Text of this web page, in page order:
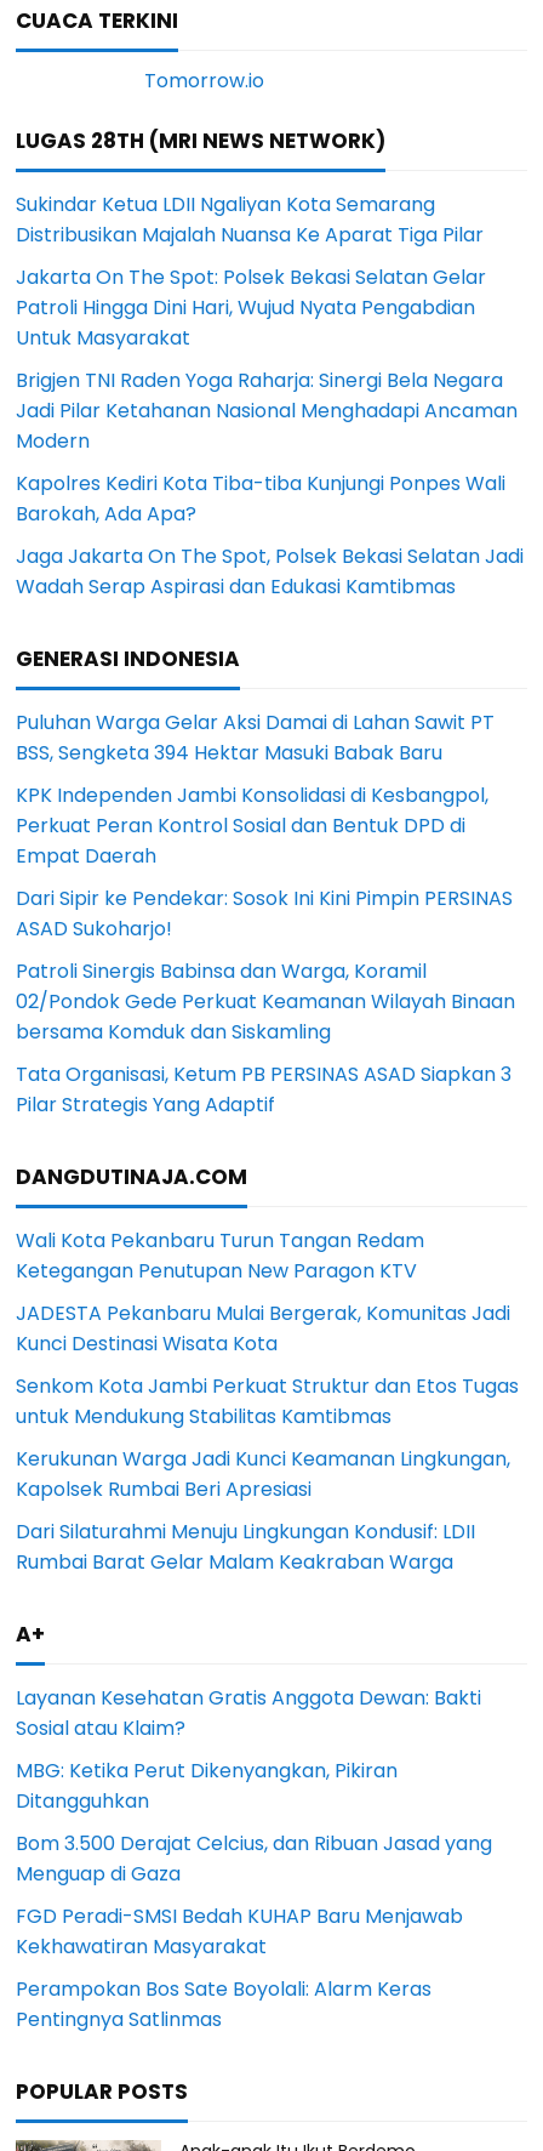
CUACA TERKINI
LUGAS 28TH (MRI NEWS NETWORK)
Sukindar Ketua LDII Ngaliyan Kota Semarang
Distribusikan Majalah Nuansa Ke Aparat Tiga Pilar
Jakarta On The Spot: Polsek Bekasi Selatan Gelar
Patroli Hingga Dini Hari, Wujud Nyata Pengabdian
Untuk Masyarakat
Brigjen TNI Raden Yoga Raharja: Sinergi Bela Negara
Jadi Pilar Ketahanan Nasional Menghadapi Ancaman
Modern
Kapolres Kediri Kota Tiba-tiba Kunjungi Ponpes Wali
Barokah, Ada Apa?
Jaga Jakarta On The Spot, Polsek Bekasi Selatan Jadi
Wadah Serap Aspirasi dan Edukasi Kamtibmas
GENERASI INDONESIA
Puluhan Warga Gelar Aksi Damai di Lahan Sawit PT
BSS, Sengketa 394 Hektar Masuki Babak Baru
KPK Independen Jambi Konsolidasi di Kesbangpol,
Perkuat Peran Kontrol Sosial dan Bentuk DPD di
Empat Daerah
Dari Sipir ke Pendekar: Sosok Ini Kini Pimpin PERSINAS
ASAD Sukoharjo!
Patroli Sinergis Babinsa dan Warga, Koramil
02/Pondok Gede Perkuat Keamanan Wilayah Binaan
bersama Komduk dan Siskamling
Tata Organisasi, Ketum PB PERSINAS ASAD Siapkan 3
Pilar Strategis Yang Adaptif
DANGDUTINAJA.COM
Wali Kota Pekanbaru Turun Tangan Redam
Ketegangan Penutupan New Paragon KTV
JADESTA Pekanbaru Mulai Bergerak, Komunitas Jadi
Kunci Destinasi Wisata Kota
Senkom Kota Jambi Perkuat Struktur dan Etos Tugas
untuk Mendukung Stabilitas Kamtibmas
Kerukunan Warga Jadi Kunci Keamanan Lingkungan,
Kapolsek Rumbai Beri Apresiasi
Dari Silaturahmi Menuju Lingkungan Kondusif: LDII
Rumbai Barat Gelar Malam Keakraban Warga
A+
Layanan Kesehatan Gratis Anggota Dewan: Bakti
Sosial atau Klaim?
MBG: Ketika Perut Dikenyangkan, Pikiran
Ditangguhkan
Bom 3.500 Derajat Celcius, dan Ribuan Jasad yang
Menguap di Gaza
FGD Peradi-SMSI Bedah KUHAP Baru Menjawab
Kekhawatiran Masyarakat
Perampokan Bos Sate Boyolali: Alarm Keras
Pentingnya Satlinmas
POPULAR POSTS